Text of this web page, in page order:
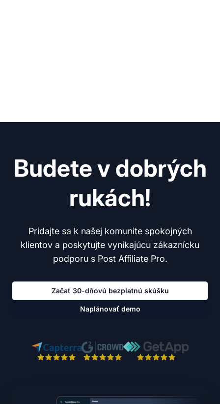
Budete v dobrých
rukách!
Pridajte sa k našej komunite spokojných
klientov a poskytujte vynikajúcu zákaznícku
podporu s Post Affiliate Pro.
Začať 30-dňovú bezplatnú skúšku
Naplánovať demo